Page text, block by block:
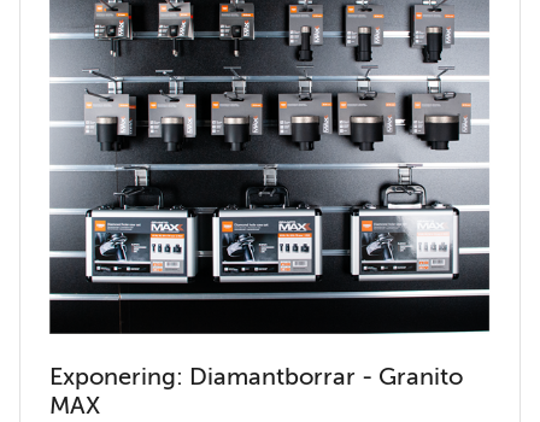
Exponering: Diamantborrar - Granito
MAX